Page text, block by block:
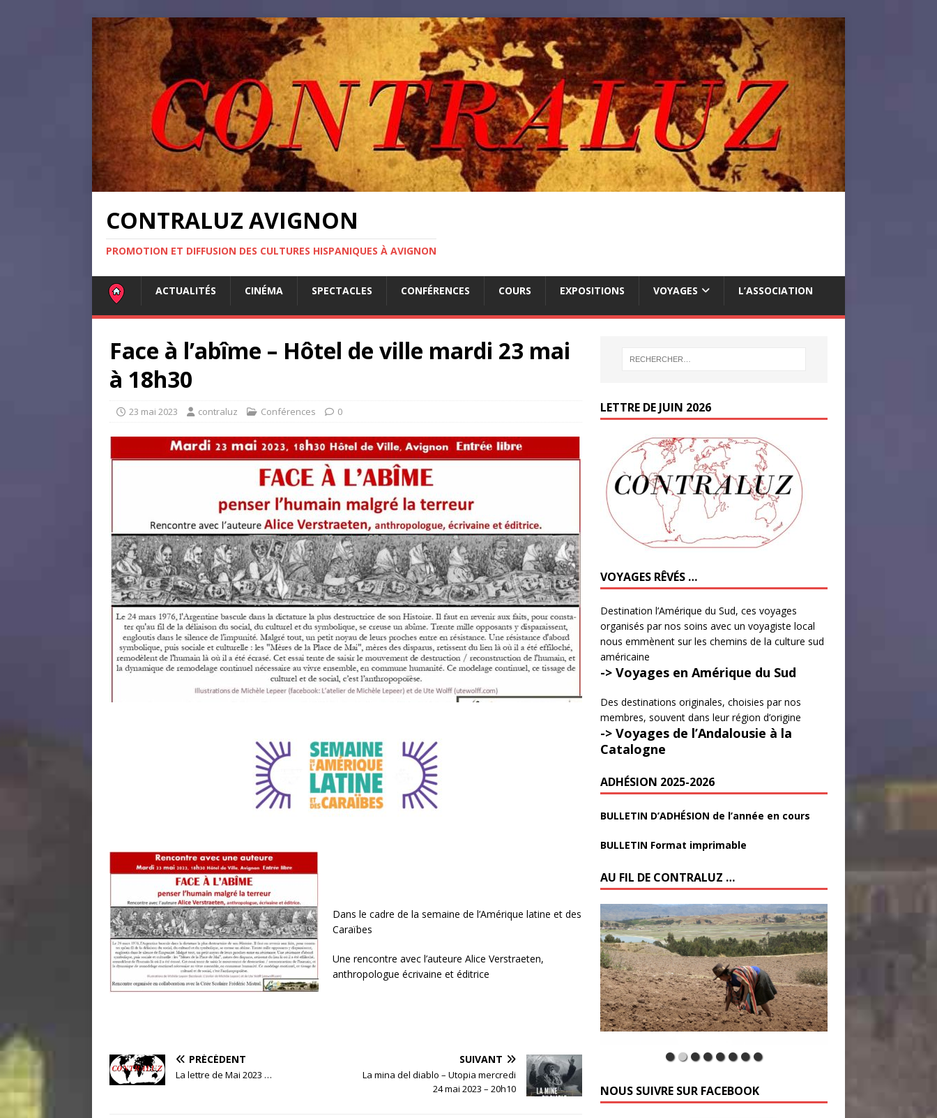
CONTRALUZ AVIGNON
PROMOTION ET DIFFUSION DES CULTURES HISPANIQUES À AVIGNON
ACTUALITÉS CINÉMA SPECTACLES CONFÉRENCES COURS EXPOSITIONS VOYAGES L’ASSOCIATION
Face à l’abîme – Hôtel de ville mardi 23 mai
à 18h30
23 mai 2023 contraluz Conférences 0
Dans le cadre de la semaine de l’Amérique latine et des
Caraïbes
Une rencontre avec l’auteure Alice Verstraeten,
anthropologue écrivaine et éditrice
PRÉCÉDENT
La lettre de Mai 2023 …
SUIVANT
La mina del diablo – Utopia mercredi
24 mai 2023 – 20h10
LETTRE DE JUIN 2026
VOYAGES RÊVÉS …
Destination l’Amérique du Sud, ces voyages
organisés par nos soins avec un voyagiste local
nous emmènent sur les chemins de la culture sud
américaine
-> Voyages en Amérique du Sud
Des destinations originales, choisies par nos
membres, souvent dans leur région d’origine
-> Voyages de l’Andalousie à la
Catalogne
ADHÉSION 2025-2026
BULLETIN D’ADHÉSION de l’année en cours
BULLETIN Format imprimable
AU FIL DE CONTRALUZ …
NOUS SUIVRE SUR FACEBOOK